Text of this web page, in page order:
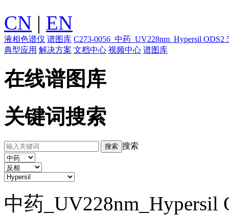
CN | EN
液相色谱仪 谱图库 C273-0056_中药_UV228nm_Hypersil
典型应用 解决方案 文档中心 视频中心 谱图库
在线谱图库
关键词搜索
搜索
中药_UV228nm_Hypersil